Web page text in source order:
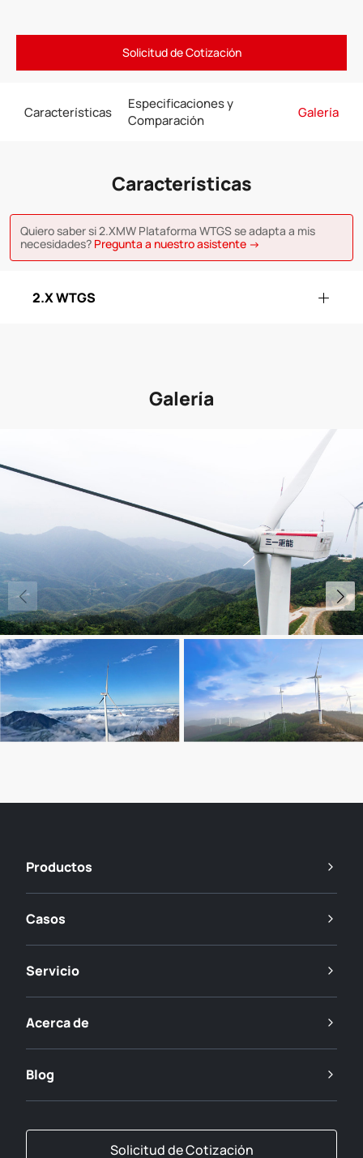
Solicitud de Cotización
Características
Especificaciones y
Comparación
Galería
Características
Quiero saber si 2.XMW Plataforma WTGS se adapta a mis
necesidades? Pregunta a nuestro asistente →
2.X WTGS
Galería
Productos
Casos
Servicio
Acerca de
Blog
Solicitud de Cotización